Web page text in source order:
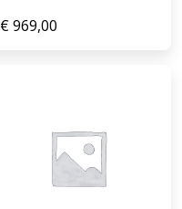
€969,00